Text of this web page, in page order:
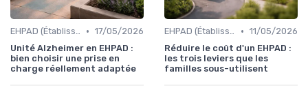
EHPAD (Établissements d'Hébergement pour Personnes Âgées Dépendantes) • 17/05/2026
Unité Alzheimer en EHPAD :
bien choisir une prise en
charge réellement adaptée
EHPAD (Établissements d'Hébergement pour Personnes Âgées Dépendantes) • 11/05/2026
Réduire le coût d'un EHPAD :
les trois leviers que les
familles sous-utilisent